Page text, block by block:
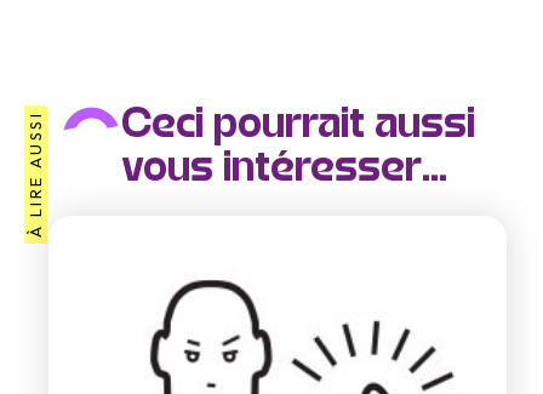
À LIRE AUSSI
Ceci pourrait aussi
vous intéresser...